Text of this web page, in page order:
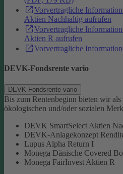
Vorvertragliche
Aktien Nachhaltig aufrufen
Vorvertragliche
Aktien R aufrufen
Vorvertragliche
DEVK-Fondsrente vario
DEVK-Fondsrente vario
Bis zum Rentenbeginn bieten wir
ökologischen und/oder sozialen
DEVK SmartSelect Aktien
DEVK-Anlagekonzept
Lupus Alpha Return I
Monega Dänische Covered
Monega FairInvest Aktien R